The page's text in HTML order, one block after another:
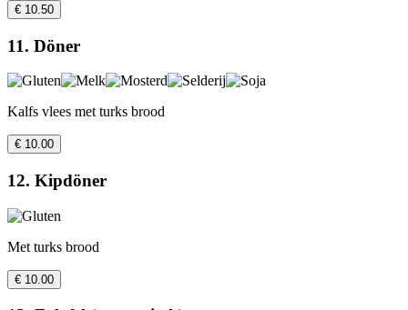
€ 10.50
11. Döner
Kalfs vlees met turks brood
€ 10.00
12. Kipdöner
Met turks brood
€ 10.00